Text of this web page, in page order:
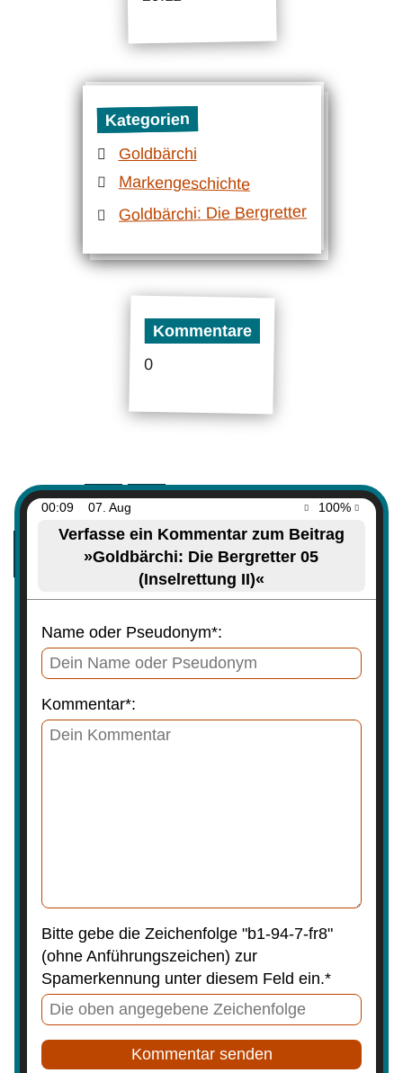
Kategorien
Goldbärchi
Markengeschichte
Goldbärchi: Die Bergretter
Kommentare
0
00:09 07. Aug 100%
Verfasse ein Kommentar zum Beitrag
»Goldbärchi: Die Bergretter 05
(Inselrettung II)«
Name oder Pseudonym*:
Kommentar*:
Bitte gebe die Zeichenfolge "b1-94-7-fr8"
(ohne Anführungszeichen) zur
Spamerkennung unter diesem Feld ein.*